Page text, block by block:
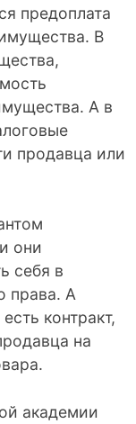
предоплата
В
А в
продавца или
они
себя в
права. А
контракт,
на
академии